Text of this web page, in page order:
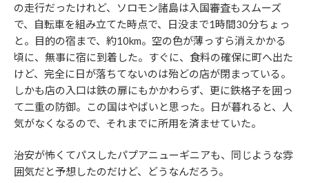
の走行だったけれど、ソロモン諸島は入国審査もスムーズ
で、自転車を組み立てた時点で、日没まで1時間30分ちょっ
と。目的の宿まで、約10km。空の色が薄っすら消えかかる
頃に、無事に宿に到着した。すぐに、食料の確保に町へ出た
けど、完全に日が落ちてないのは殆どの店が閉まっている。
しかも店の入口は鉄の扉にもかかわらず、更に鉄格子を囲っ
て二重の防御。この国はやばいと思った。日が暮れると、人
気がなくなるので、それまでに所用を済ませていた。
治安が怖くてパスしたパプアニューギニアも、同じような雰
囲気だと予想したのだけど、どうなんだろう。